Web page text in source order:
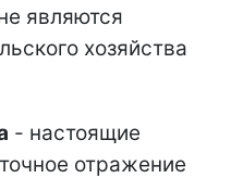
являются
хозяйства
- настоящие
отражение